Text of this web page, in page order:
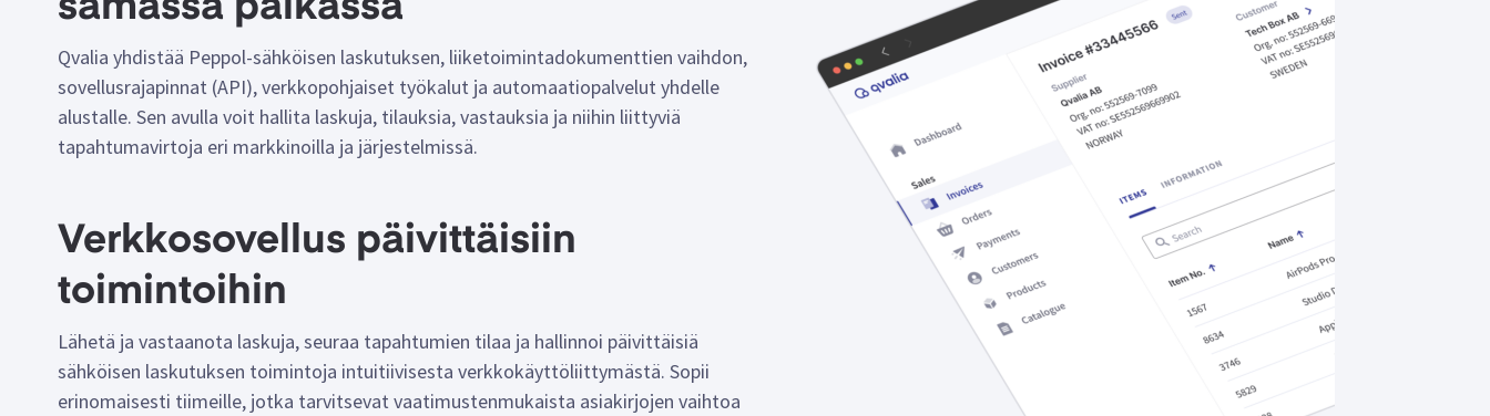
samassa paikassa
Qvalia yhdistää Peppol-sähköisen laskutuksen, liiketoimintadokumenttien vaihdon,
sovellusrajapinnat (API), verkkopohjaiset työkalut ja automaatiopalvelut yhdelle
alustalle. Sen avulla voit hallita laskuja, tilauksia, vastauksia ja niihin liittyviä
tapahtumavirtoja eri markkinoilla ja järjestelmissä.
Verkkosovellus päivittäisiin
toimintoihin
Lähetä ja vastaanota laskuja, seuraa tapahtumien tilaa ja hallinnoi päivittäisiä
sähköisen laskutuksen toimintoja intuitiivisesta verkkokäyttöliittymästä. Sopii
erinomaisesti tiimeille, jotka tarvitsevat vaatimustenmukaista asiakirjojen vaihtoa